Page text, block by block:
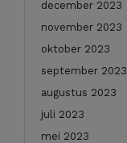
december 2023
november 2023
oktober 2023
september 2023
augustus 2023
juli 2023
mei 2023